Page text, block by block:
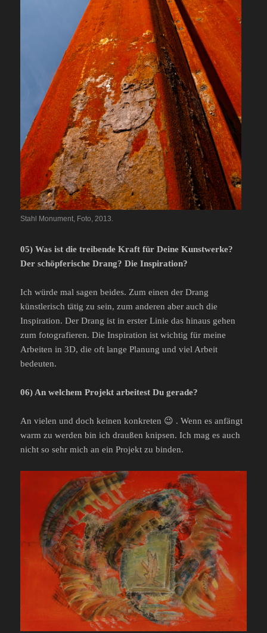
Stahl Monument, Foto, 2013.
05) Was ist die treibende Kraft für Deine Kunstwerke?
Der schöpferische Drang? Die Inspiration?
Ich würde mal sagen beides. Zum einen der Drang
künstlerisch tätig zu sein, zum anderen aber auch die
Inspiration. Der Drang ist in erster Linie das hinaus gehen
zum fotografieren. Die Inspiration ist wichtig für meine
Arbeiten in 3D, die oft lange Planung und viel Arbeit
bedeuten.
06) An welchem Projekt arbeitest Du gerade?
An vielen und doch keinen konkreten 😉 . Wenn es anfängt
warm zu werden bin ich draußen knipsen. Ich mag es auch
nicht so sehr mich an ein Projekt zu binden.